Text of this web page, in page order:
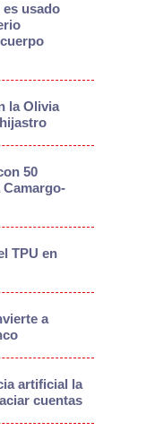
es usado
la Olivia
50
Camargo-
TPU en
a
artificial la
cuentas